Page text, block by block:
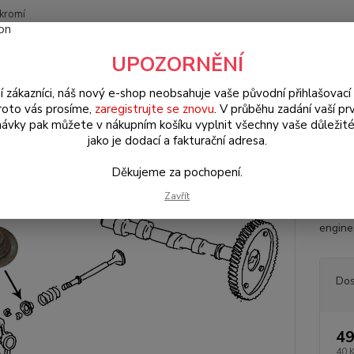
Hledat
Transporter T.25 (1979 » 92) Motorové díly (Engine parts)
pružiny ventilu/Std - Typ 1/
40
UPOZORNĚNÍ
zákazníci, náš nový e-shop neobsahuje vaše původní přihlašovací
vás prosíme, zaregistrujte se znovu. V průběhu zadání vaší
pak můžete v nákupním košíku vyplnit všechny vaše
jako je dodací a fakturační adresa.
Děkujeme za pochopení.
Zavřít